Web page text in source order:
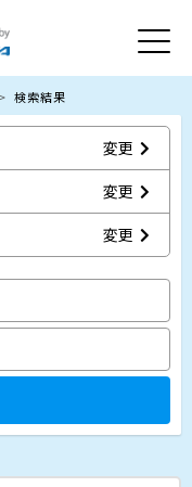
検索結果
変更
変更
変更